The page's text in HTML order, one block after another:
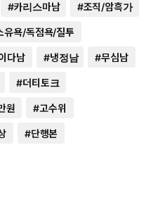
#카리스마남 #조직/암흑가
유욕/독점욕/질투
다남 #냉정남 #무심남
#더티토크
원 #고수위
#단행본